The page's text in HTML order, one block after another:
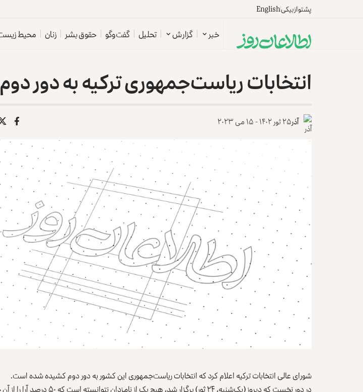
پشتوازبیکیEnglish
خبر گزارش تحلیل گفت‌وگو حقوق بشر زنان محیط
انتخابات ریاست‌جمهوری ترکیه به دور
آذر۲۵ ثور ۱۴۰۲ - ۱۵ می ۲۰۲۳
شورای عالی انتخابات ترکیه اعلام کرد که انتخابات ریاست‌جمهوری این کشور به دور دوم کشیده شده است.